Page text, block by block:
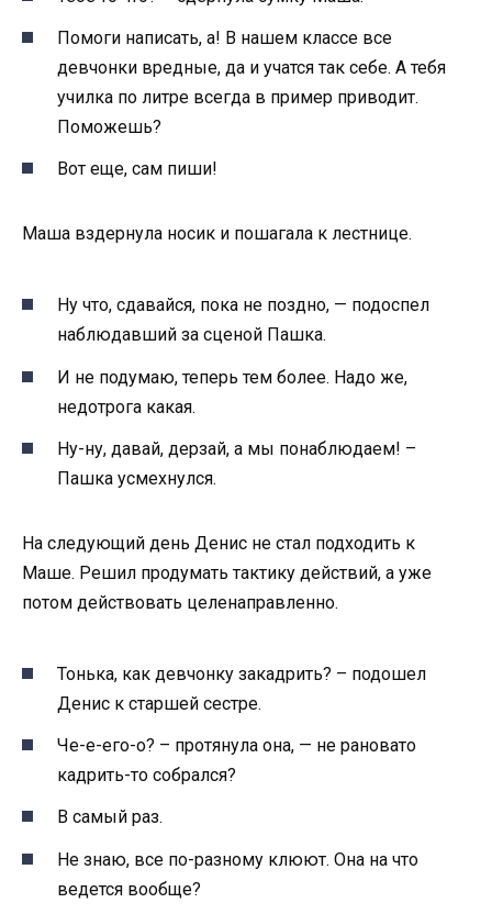
Помоги написать, а! В нашем классе все
девчонки вредные, да и учатся так себе. А тебя
училка по литре всегда в пример приводит.
Поможешь?
Вот еще, сам пиши!
Маша вздернула носик и пошагала к лестнице.
Ну что, сдавайся, пока не поздно, — подоспел
наблюдавший за сценой Пашка.
И не подумаю, теперь тем более. Надо же,
недотрога какая.
Ну-ну, давай, дерзай, а мы понаблюдаем! –
Пашка усмехнулся.
На следующий день Денис не стал подходить к
Маше. Решил продумать тактику действий, а уже
потом действовать целенаправленно.
Тонька, как девчонку закадрить? – подошел
Денис к старшей сестре.
Че-е-его-о? – протянула она, — не рановато
кадрить-то собрался?
В самый раз.
Не знаю, все по-разному клюют. Она на что
ведется вообще?